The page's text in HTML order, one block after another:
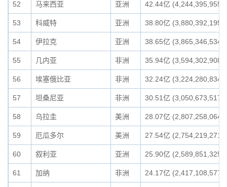
52 马来西亚 亚洲 42.44亿 (4,244,395,955)
53 科威特 亚洲 38.80亿 (3,880,392,195)
54 伊拉克 亚洲 38.65亿 (3,865,346,534)
55 几内亚 非洲 35.94亿 (3,594,302,908)
56 埃塞俄比亚 非洲 32.24亿 (3,224,280,834)
57 坦桑尼亚 非洲 30.51亿 (3,050,673,517)
58 乌拉圭 美洲 28.07亿 (2,807,258,064)
59 厄瓜多尔 美洲 27.54亿 (2,754,219,271)
60 叙利亚 亚洲 25.90亿 (2,589,851,325)
61 加纳 非洲 24.17亿 (2,417,108,577)